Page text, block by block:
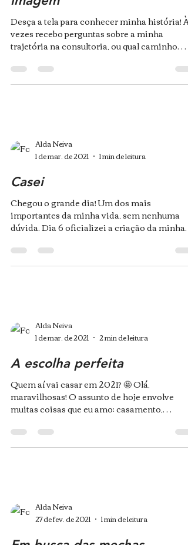
Desça a tela para conhecer minha história! Às
vezes recebo perguntas sobre a minha
trajetória na consultoria, ou qual caminho
Alda Neiva
1 de mar. de 2021
1 min de leitura
Casei
Chegou o grande dia! Um dos mais
importantes da minha vida, sem nenhuma
dúvida. Dia 6 oficializei a criação da minha
Alda Neiva
1 de mar. de 2021
2 min de leitura
A escolha perfeita
Quem aí vai casar em 2021? 🤩 Olá,
maravilhosas! O assunto de hoje envolve
muitas coisas que eu amo: casamento,
Alda Neiva
27 de fev. de 2021
1 min de leitura